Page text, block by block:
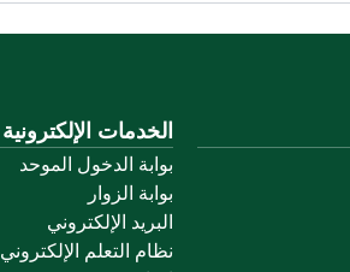
الخدمات الإلكترونية
بوابة الدخول الموحد
بوابة الزوار
البريد الإلكتروني
نظام التعلم الإلكتروني